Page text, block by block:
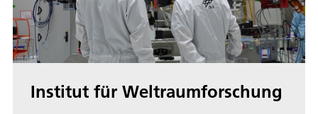
Institut für Weltraumforschung